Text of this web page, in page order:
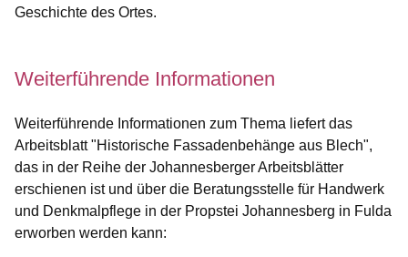
Geschichte des Ortes.
Weiterführende Informationen
Weiterführende Informationen zum Thema liefert das
Arbeitsblatt "Historische Fassadenbehänge aus Blech",
das in der Reihe der Johannesberger Arbeitsblätter
erschienen ist und über die Beratungsstelle für Handwerk
und Denkmalpflege in der Propstei Johannesberg in Fulda
erworben werden kann: